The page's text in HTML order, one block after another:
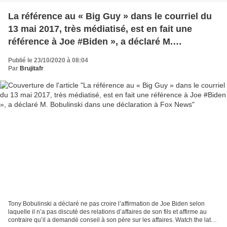
La référence au « Big Guy » dans le courriel du
13 mai 2017, très médiatisé, est en fait une
référence à Joe #Biden », a déclaré M.
Publié le 23/10/2020 à 08:04
Par Brujitafr
Tony Bobulinski a déclaré ne pas croire l’affirmation de Joe Biden selon
laquelle il n’a pas discuté des relations d’affaires de son fils et affirme au
contraire qu’il a demandé conseil à son père sur les affaires. Watch the latest